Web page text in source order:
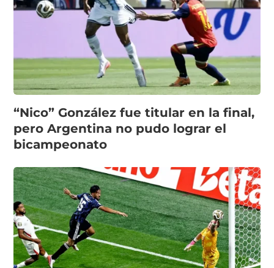
“Nico” González fue titular en la final,
pero Argentina no pudo lograr el
bicampeonato